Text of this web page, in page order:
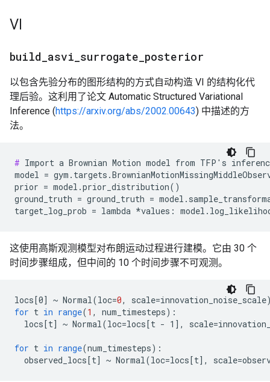
VI
build asvi surrogate posterior
以包含先验分布的图形结构的方式自动构造 VI 的结构化代
理后验。这利用了论文 Automatic Structured Variational
Inference (https://arxiv.org/abs/2002.00643) 中描述的方
法。
# Import a Brownian Motion model from TFP's
model =
prior = model.prior_distribution()
ground_truth = ground_truth =
这使用高斯观测模型对布朗运动过程进行建模。它由 30 个
时间步骤组成，但中间的 10 个时间步骤不可观测。
locs [0] ~ Normal(loc=0, scale=innovation_noise_scale
for t in range(1 , num_timesteps) :
locs [t] ~ Normal(loc=locs [t - 1 ] , scale=
for t in range(num_timesteps) :
observed_locs [t] ~ Normal(loc=locs [t] , scale=